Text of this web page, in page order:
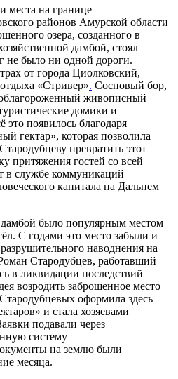
места на границе
районов Амурской области
озера, созданного в
дамбой, стоял
не было ни одной дороги.
от города Циолковский,
«Стривер». Сосновый бор,
живописный
домики и
появилось благодаря
гектар», которая позволила
превратить этот
притяжения гостей со всей
в службе коммуникаций
капитала на Дальнем
дамбой было популярным местом
С годами это место забыли и
наводнения на
Стародубцев, работавший
в ликвидации последствий
возродить заброшенное место
оформила здесь
и стала хозяевами
подавали через
систему
на землю были
месяца.